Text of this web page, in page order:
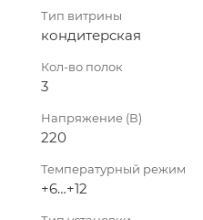
Тип витрины
кондитерская
Кол-во полок
3
Напряжение (В)
220
Температурный режим
+6…+12